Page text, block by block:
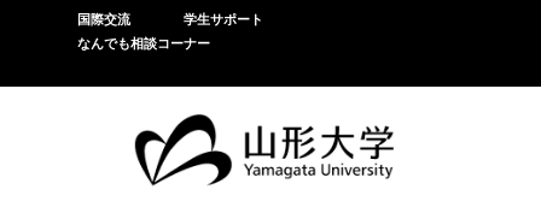
国際交流
学生サポート
なんでも相談コーナー